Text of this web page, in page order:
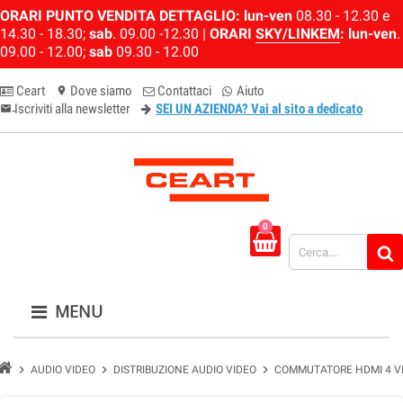
ORARI PUNTO VENDITA DETTAGLIO: lun-ven 08.30 - 12.30 e
14.30 - 18.30; sab. 09.00 -12.30 | ORARI SKY/LINKEM: lun-ven.
09.00 - 12.00; sab 09.30 - 12.00
Ceart location_on Dove siamo Contattaci Aiuto
email-newsletter
Iscriviti alla newsletter SEI UN AZIENDA? Vai al sito a dedicato
0
MENU
chevron_right AUDIO VIDEO chevron_right DISTRIBUZIONE AUDIO VIDEO chevron_right COMMUTATORE HDMI 4